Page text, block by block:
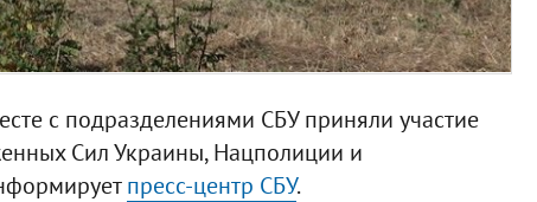
с подразделениями СБУ приняли участие
Сил Украины, Нацполиции и
пресс-центр СБУ.